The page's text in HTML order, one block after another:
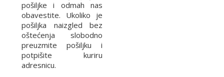
pošiljke i odmah nas
obavestite. Ukoliko je
pošiljka naizgled bez
oštećenja slobodno
preuzmite pošiljku i
potpišite kuriru
adresnicu.